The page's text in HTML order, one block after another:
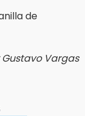
Gustavo Vargas